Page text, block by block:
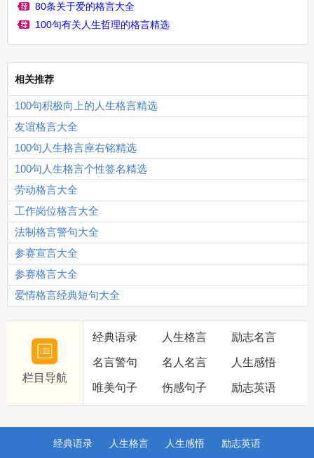
80条关于爱的格言大全
100句有关人生哲理的格言精选
相关推荐
100句积极向上的人生格言精选
友谊格言大全
100句人生格言座右铭精选
100句人生格言个性签名精选
劳动格言大全
工作岗位格言大全
法制格言警句大全
参赛宣言大全
参赛格言大全
爱情格言经典短句大全
栏目导航
经典语录 人生格言 励志名言
名言警句 名人名言 人生感悟
唯美句子 伤感句子 励志英语
经典语录 人生格言 人生感悟 励志英语